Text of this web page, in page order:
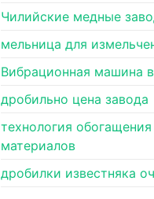
Чилийские медные
мельница для
Вибрационная машина
дробильно цена завода
технология
материалов
дробилки известняка